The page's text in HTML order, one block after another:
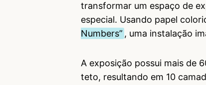
transformar um espaço de
especial. Usando papel
Numbers” , uma instalação
A exposição possui mais de
teto, resultando em 10